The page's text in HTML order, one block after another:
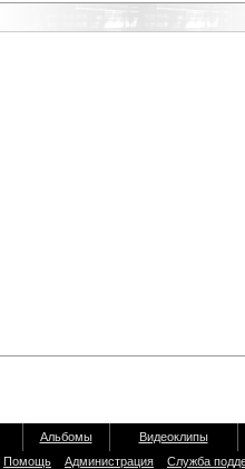
Альбомы
Видеоклипы
Помощь Администрация Служба